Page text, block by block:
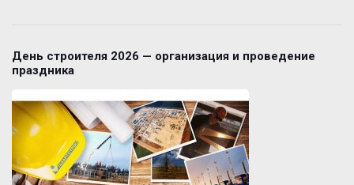
День строителя 2026 — организация и проведение
праздника